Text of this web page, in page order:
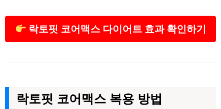
락토핏 코어맥스 다이어트 효과 확인하기
락토핏 코어맥스 복용 방법